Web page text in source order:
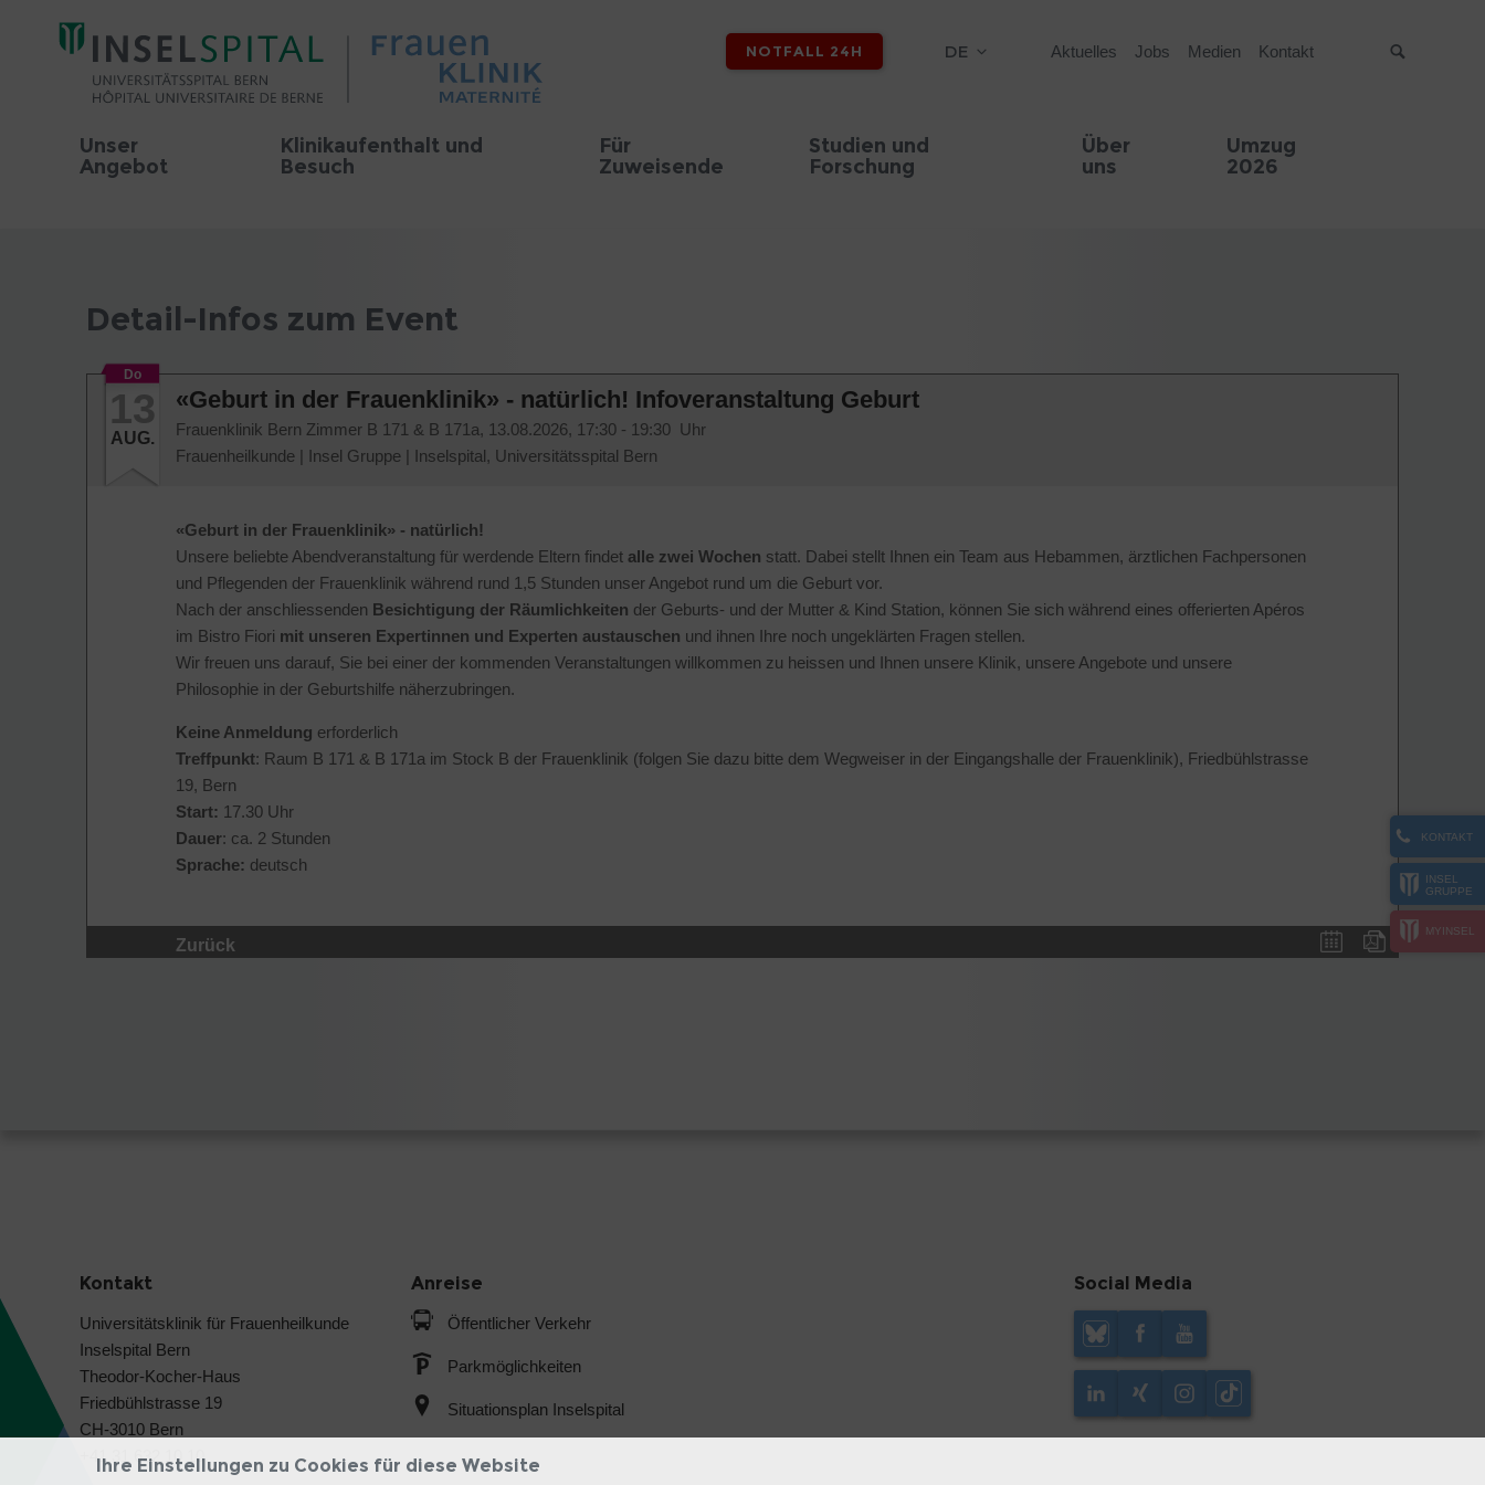
NOTFALL 24H DE Aktuelles Jobs Medien Kontakt
Unser
Angebot
Klinikaufenthalt und
Besuch
Für
Zuweisende
Studien und
Forschung
Über
uns
Umzug
2026
KONTAKT
INSEL
GRUPPE
MYINSEL
Detail-Infos zum Event
Do
13
AUG.
«Geburt in der Frauenklinik» - natürlich! Infoveranstaltung Geburt
Frauenklinik Bern Zimmer B 171 & B 171a, 13.08.2026, 17:30 - 19:30 Uhr
Frauenheilkunde | Insel Gruppe | Inselspital, Universitätsspital Bern
«Geburt in der Frauenklinik» - natürlich!
Unsere beliebte Abendveranstaltung für werdende Eltern findet alle zwei Wochen statt. Dabei stellt Ihnen ein Team aus Hebammen, ärztlichen Fachpersonen
und Pflegenden der Frauenklinik während rund 1,5 Stunden unser Angebot rund um die Geburt vor.
Nach der anschliessenden Besichtigung der Räumlichkeiten der Geburts- und der Mutter & Kind Station, können Sie sich während eines offerierten Apéros
im Bistro Fiori mit unseren Expertinnen und Experten austauschen und ihnen Ihre noch ungeklärten Fragen stellen.
Wir freuen uns darauf, Sie bei einer der kommenden Veranstaltungen willkommen zu heissen und Ihnen unsere Klinik, unsere Angebote und unsere
Philosophie in der Geburtshilfe näherzubringen.
Keine Anmeldung erforderlich
Treffpunkt: Raum B 171 & B 171a im Stock B der Frauenklinik (folgen Sie dazu bitte dem Wegweiser in der Eingangshalle der Frauenklinik), Friedbühlstrasse
19, Bern
Start: 17.30 Uhr
Dauer: ca. 2 Stunden
Sprache: deutsch
Zurück
Kontakt
Universitätsklinik für Frauenheilkunde
Inselspital Bern
Theodor-Kocher-Haus
Friedbühlstrasse 19
CH-3010 Bern
+41 31 632 10 10
Anreise
Öffentlicher Verkehr
Parkmöglichkeiten
Situationsplan Inselspital
Social Media
Ihre Einstellungen zu Cookies für diese Website